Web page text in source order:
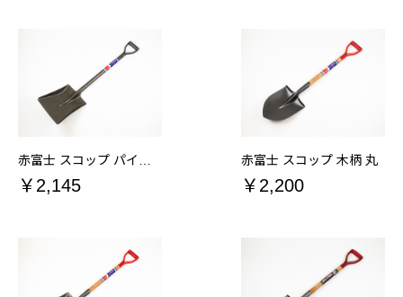
￥2,145
赤富士 スコップ 木柄 丸
￥2,200